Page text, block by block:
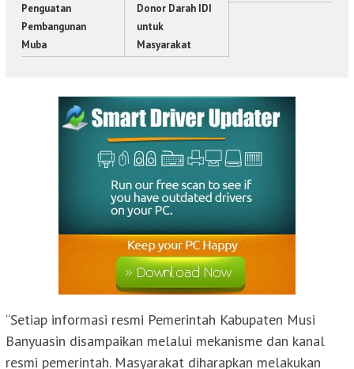
Penguatan
Pembangunan
Muba
Donor Darah IDI
untuk
Masyarakat
“Setiap informasi resmi Pemerintah Kabupaten Musi
Banyuasin disampaikan melalui mekanisme dan kanal
resmi pemerintah. Masyarakat diharapkan melakukan